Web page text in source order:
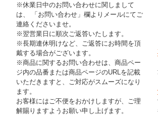
※休業日中のお問い合わせに関しまして
は、 「お問い合わせ」欄よりメールにてご
連絡くださいませ。
※翌営業日に順次ご返答いたします。
※長期連休明けなど、ご返答にお時間を頂
戴する場合がございます。
※商品に関するお問い合わせは、商品ペー
ジ内の品番または商品ページのURLを記載
いただきますと、ご対応がスムーズになり
ます。
お客様にはご不便をおかけしますが、ご理
解賜りますようお願い申し上げます。